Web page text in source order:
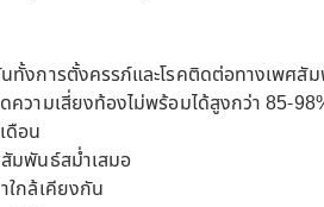
ทั้งการตั้งครรภ์และโรคติดต่อทางเพศสั
ความเสี่ยงท้องไม่พร้อมได้สูงกว่า 85-
ดือน
มพันธ์สม่ำเสมอ
ใกล้เคียงกัน